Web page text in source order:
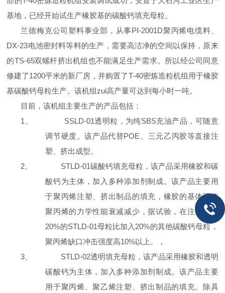
基地，已经开始试生产橡胶基的碳酸钙填充母粒。
兰德梅克公司塑料事业部，从事PI-2001D聚丙烯电缆料、
DX-23电池密封料等料的生产，需要高洁净的空间以保持，原来
的TS-65双螺杆挤出机组也不能满足生产需求。所以经公司同意
修建了1200平米的新厂房，并购置了T-40密炼造粒机组用于橡胶
基碳酸钙母粒生产。该机组zui高产量可达到每小时一吨。
目前，该机组主要生产的产品包括：
1、
SSLD-01透明粒，为纯SBS充油产品，可随意
调节硬度。该产品代替POE、三元乙丙胶等直接注
塑、挤出成型。
2、
STLD-01碳酸钙填充母粒，该产品采用橡胶和碳
酸钙为主体，加入多种添加剂制成。该产品主要用
于聚丙烯注塑、挤出制品的填充，橡胶的基体可使
聚丙烯的力学性能衰减减少，据试验，在注塑加入
20%的STLD-01母粒比加入20%的其他碳酸钙母粒，
聚丙烯缺口冲击强度高10%以上。，
3、
STLD-02透明填充母粒，该产品采用橡胶和透明
碳酸钙为主体，加入多种添加剂制成。该产品主要
用于聚丙烯、聚乙烯注塑、挤出制品的填充。除具